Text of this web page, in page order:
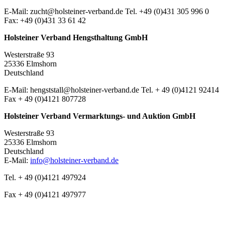
E-Mail: zucht@holsteiner-verband.de Tel. +49 (0)431 305 996 0
Fax: +49 (0)431 33 61 42
Holsteiner Verband Hengsthaltung GmbH
Westerstraße 93
25336 Elmshorn
Deutschland
E-Mail: hengststall@holsteiner-verband.de Tel. + 49 (0)4121 92414
Fax + 49 (0)4121 807728
Holsteiner Verband Vermarktungs- und Auktion GmbH
Westerstraße 93
25336 Elmshorn
Deutschland
E-Mail: info@holsteiner-verband.de
Tel. + 49 (0)4121 497924
Fax + 49 (0)4121 497977